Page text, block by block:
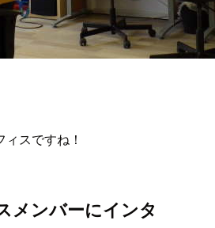
スですね！
メンバーにインタ